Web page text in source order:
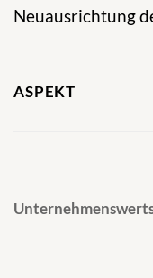
Neuausrichtung
ASPEKT